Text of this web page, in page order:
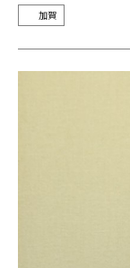
加賀